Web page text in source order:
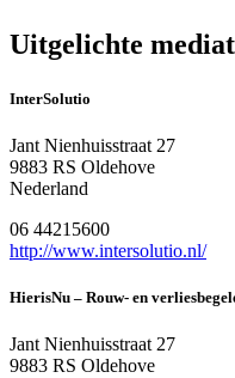
Uitgelichte
InterSolutio
Jant Nienhuisstraat 27
9883 RS Oldehove
Nederland
06 44215600
http://www.intersolutio.nl/
HierisNu – Rouw- en
Jant Nienhuisstraat 27
9883 RS Oldehove